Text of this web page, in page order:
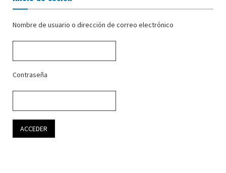
Nombre de usuario o dirección de correo electrónico
Contraseña